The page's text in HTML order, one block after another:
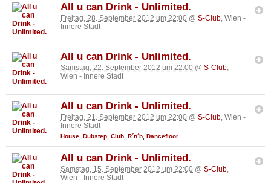
All u can Drink - Unlimited.
Freitag, 28. September 2012 um 22:00 @ S-Club, Wien -
Innere Stadt
All u can Drink - Unlimited.
Samstag, 22. September 2012 um 22:00 @ S-Club,
Wien - Innere Stadt
All u can Drink - Unlimited.
Freitag, 21. September 2012 um 22:00 @ S-Club, Wien -
Innere Stadt
House Dubstep Club R´n´b Dancefloor
All u can Drink - Unlimited.
Samstag, 15. September 2012 um 22:00 @ S-Club,
Wien - Innere Stadt